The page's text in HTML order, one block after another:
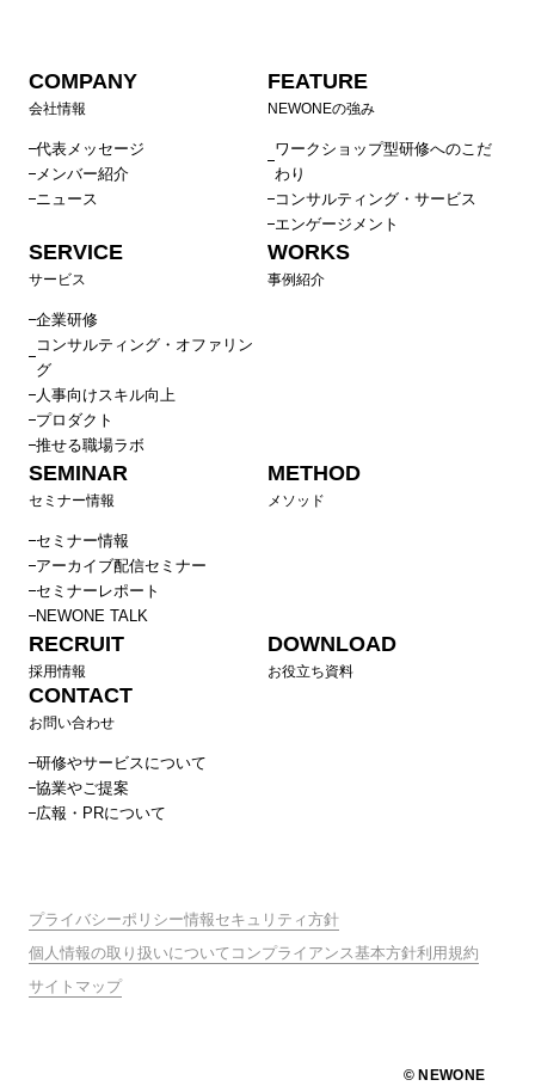
COMPANY
会社情報
代表メッセージ
メンバー紹介
ニュース
FEATURE
NEWONEの強み
ワークショップ型研修へのこだ
わり
コンサルティング・サービス
エンゲージメント
SERVICE
サービス
企業研修
コンサルティング・オファリン
グ
人事向けスキル向上
プロダクト
推せる職場ラボ
WORKS
事例紹介
SEMINAR
セミナー情報
セミナー情報
アーカイブ配信セミナー
セミナーレポート
NEWONE TALK
METHOD
メソッド
RECRUIT
採用情報
DOWNLOAD
お役立ち資料
CONTACT
お問い合わせ
研修やサービスについて
協業やご提案
広報・PRについて
プライバシーポリシー情報セキュリティ方針
個人情報の取り扱いについて コンプライアンス基本方針利用規約
サイトマップ
© NEWONE